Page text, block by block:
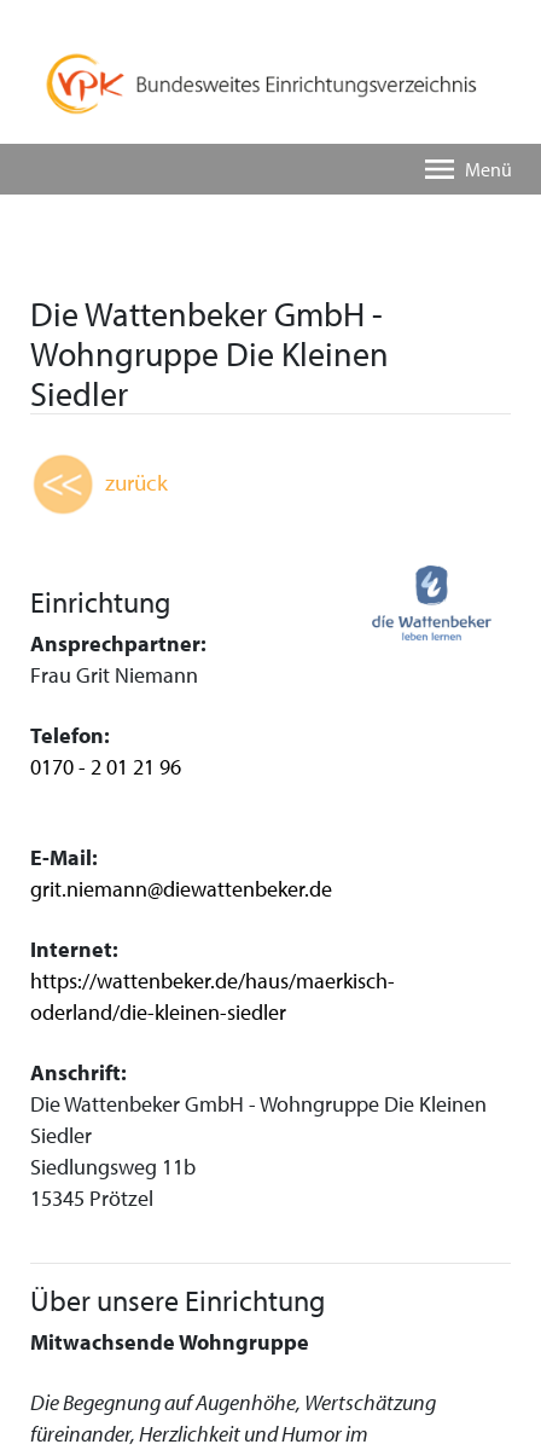
Menü
Die Wattenbeker GmbH -
Wohngruppe Die Kleinen
Siedler
zurück
Einrichtung
Ansprechpartner:
Frau Grit Niemann
Telefon:
0170 - 2 01 21 96
E-Mail:
grit.niemann@diewattenbeker.de
Internet:
https://wattenbeker.de/haus/maerkisch-
oderland/die-kleinen-siedler
Anschrift:
Die Wattenbeker GmbH - Wohngruppe Die Kleinen
Siedler
Siedlungsweg 11b
15345 Prötzel
Über unsere Einrichtung
Mitwachsende Wohngruppe
Die Begegnung auf Augenhöhe, Wertschätzung
füreinander, Herzlichkeit und Humor im